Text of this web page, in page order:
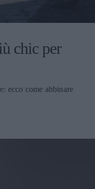
chic per
ecco come abbinare